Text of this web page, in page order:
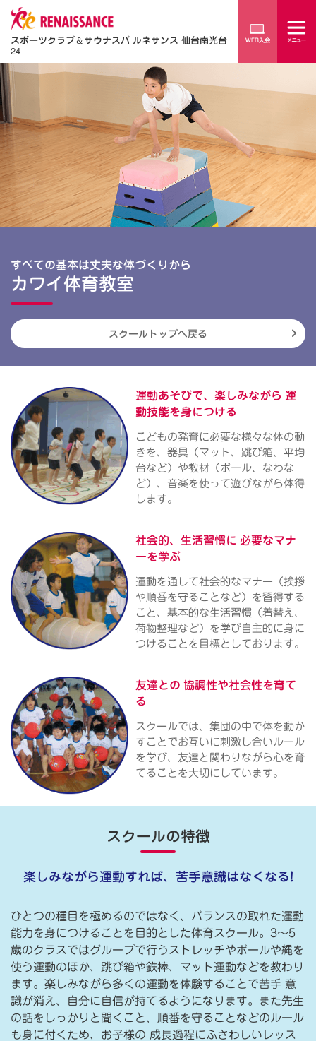
スポーツクラブ＆サウナスパ ルネサンス 仙台南光台
24
すべての基本は丈夫な体づくりから
カワイ体育教室
スクールトップへ戻る
運動あそびで、楽しみながら 運
動技能を身につける
こどもの発育に必要な様々な体の動
きを、器具（マット、跳び箱、平均
台など）や教材（ボール、なわな
ど）、音楽を使って遊びながら体得
します。
社会的、生活習慣に 必要なマナ
ーを学ぶ
運動を通して社会的なマナー（挨拶
や順番を守ることなど）を習得する
こと、基本的な生活習慣（着替え、
荷物整理など）を学び自主的に身に
つけることを目標としております。
友達との 協調性や社会性を育て
る
スクールでは、集団の中で体を動か
すことでお互いに刺激し合いルール
を学び、友達と関わりながら心を育
てることを大切にしています。
スクールの特徴
楽しみながら運動すれば、苦手意識はなくなる!
ひとつの種目を極めるのではなく、バランスの取れた運動
能力を身につけることを目的とした体育スクール。3〜5
歳のクラスではグループで行うストレッチやボールや縄を
使う運動のほか、跳び箱や鉄棒、マット運動などを教わり
ます。楽しみながら多くの運動を体験することで苦手 意
識が消え、自分に自信が持てるようになります。また先生
の話をしっかりと聞くこと、順番を守ることなどのルール
も身に付くため、お子様の 成長過程にふさわしいレッス